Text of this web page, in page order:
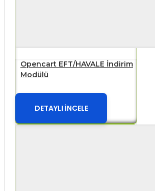
Opencart EFT/HAVALE İndirim
Modülü
DETAYLI İNCELE